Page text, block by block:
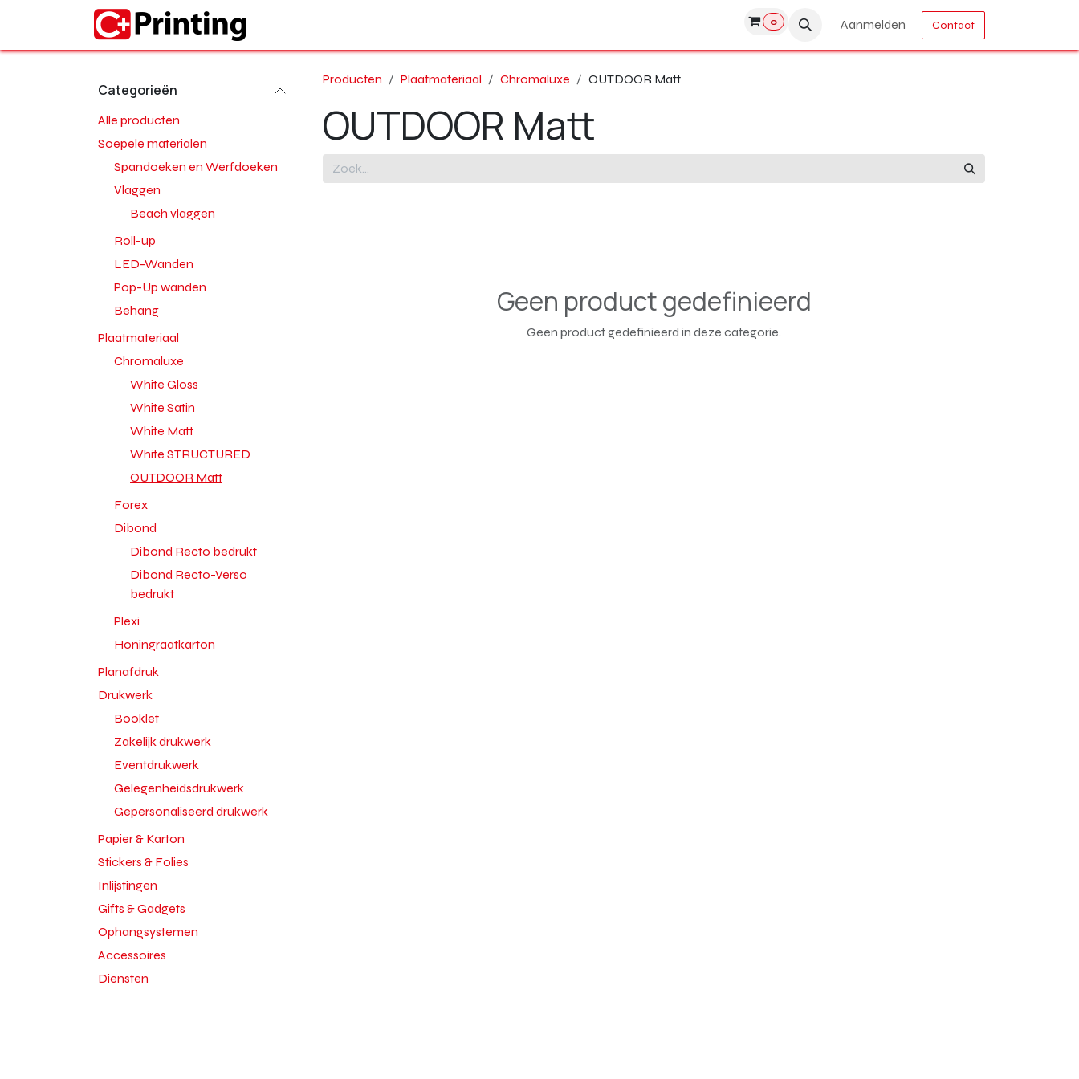
Overslaan naar inhoud
0 Aanmelden Contact
Categorieën
Alle producten
Soepele materialen
Spandoeken en Werfdoeken
Vlaggen
Beach vlaggen
Roll-up
LED-Wanden
Pop-Up wanden
Behang
Plaatmateriaal
Chromaluxe
White Gloss
White Satin
White Matt
White STRUCTURED
OUTDOOR Matt
Forex
Dibond
Dibond Recto bedrukt
Dibond Recto-Verso
bedrukt
Plexi
Honingraatkarton
Planafdruk
Drukwerk
Booklet
Zakelijk drukwerk
Eventdrukwerk
Gelegenheidsdrukwerk
Gepersonaliseerd drukwerk
Papier & Karton
Stickers & Folies
Inlijstingen
Gifts & Gadgets
Ophangsystemen
Accessoires
Diensten
Producten Plaatmateriaal Chromaluxe OUTDOOR Matt
OUTDOOR Matt
Geen product gedefinieerd
Geen product gedefinieerd in deze categorie.